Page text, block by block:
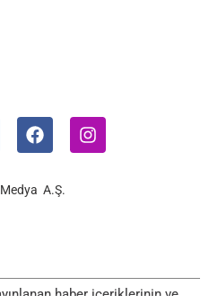
A.Ş.
haber içeriklerinin ve